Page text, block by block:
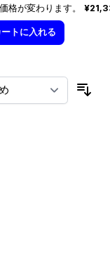
格が変わります。
ートに入れる